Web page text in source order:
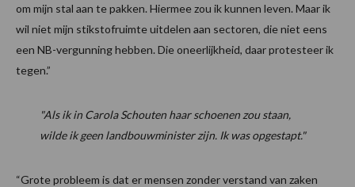
om mijn stal aan te pakken. Hiermee zou ik kunnen leven. Maar ik
wil niet mijn stikstofruimte uitdelen aan sectoren, die niet eens
een NB-vergunning hebben. Die oneerlijkheid, daar protesteer ik
tegen.”
"Als ik in Carola Schouten haar schoenen zou staan,
wilde ik geen landbouwminister zijn. Ik was opgestapt."
“Grote probleem is dat er mensen zonder verstand van zaken